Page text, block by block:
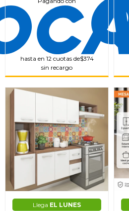
hasta en 12 cuotas de$374
sin recargo
Llega EL LUNES